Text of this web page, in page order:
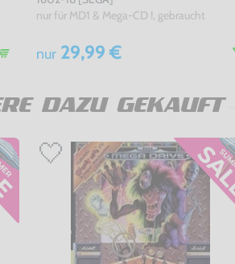
nur für MD1 & Mega-CD !, gebraucht
nur29,99 €
DAZU GEKAUFT